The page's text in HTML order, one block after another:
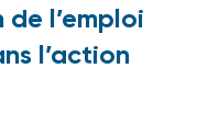
l’emploi
l’action